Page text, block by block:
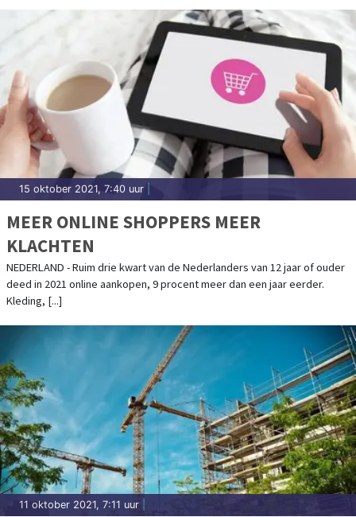
15 oktober 2021, 7:40 uur
MEER ONLINE SHOPPERS MEER
KLACHTEN
NEDERLAND - Ruim drie kwart van de Nederlanders van 12 jaar of ouder
deed in 2021 online aankopen, 9 procent meer dan een jaar eerder.
Kleding, [...]
11 oktober 2021, 7:11 uur